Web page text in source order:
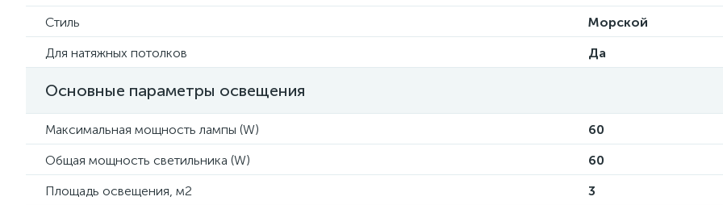
Стиль
Морской
Для натяжных потолков
Да
Основные параметры освещения
Максимальная мощность лампы (W)
60
Общая мощность светильника (W)
60
Площадь освещения, м2
3